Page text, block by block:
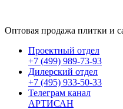
Оптовая продажа плитки и
Проектный отдел
+7 (499) 989-73-93
Дилерский отдел
+7 (495) 933-50-33
Телеграм канал
АРТИСАН